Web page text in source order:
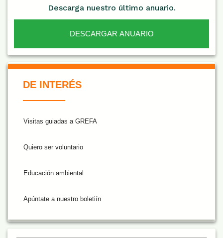
Descarga nuestro último anuario.
DESCARGAR ANUARIO
DE INTERÉS
Visitas guiadas a GREFA
Quiero ser voluntario
Educación ambiental
Apúntate a nuestro boletiín